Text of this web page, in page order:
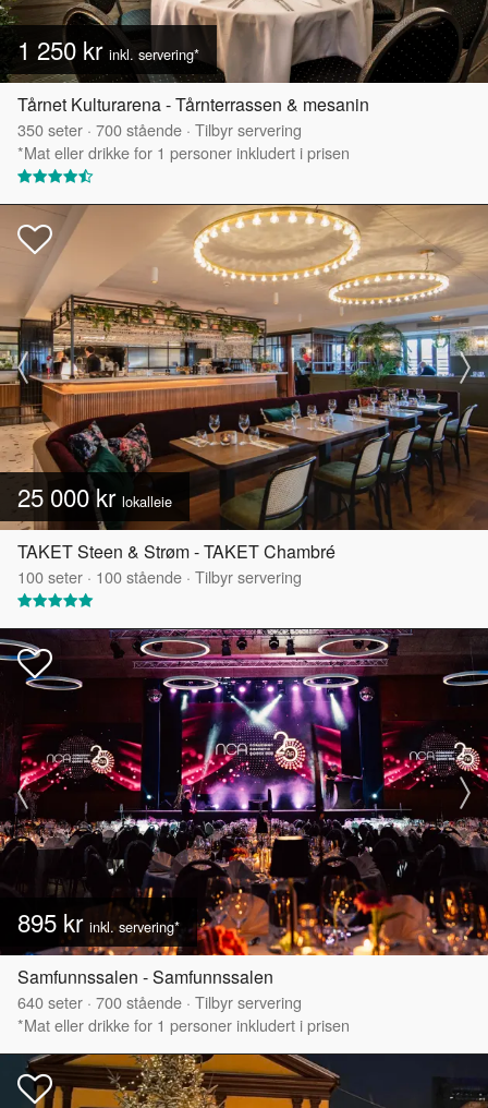
1 250 kr inkl. servering*
Tårnet Kulturarena - Tårnterrassen & mesanin
350seter · 700stående · Tilbyr servering
*Mat eller drikke for 1 personer inkludert i prisen
25 000 kr lokalleie
TAKET Steen & Strøm - TAKET Chambré
100seter · 100stående · Tilbyr servering
895 kr inkl. servering*
Samfunnssalen - Samfunnssalen
640seter · 700stående · Tilbyr servering
*Mat eller drikke for 1 personer inkludert i prisen